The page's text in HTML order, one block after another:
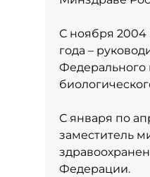
С ноября 2004
года –
Федерального
С января по
заместитель
Федерации.